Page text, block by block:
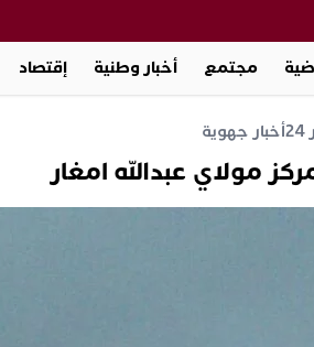
مجتمع أخبار وطنية إقتصاد
أخبار جهوية
مولاي عبدالله امغار